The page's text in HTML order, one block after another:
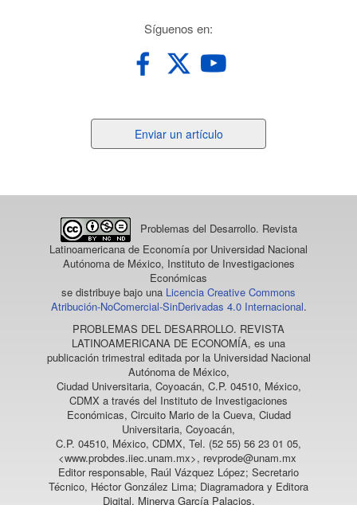
Síguenos en:
un
Enviar un artículo
Problemas del Desarrollo. Revista
Latinoamericana de Economía por Universidad Nacional
Autónoma de México, Instituto de Investigaciones
Económicas
se distribuye bajo una Licencia Creative Commons
Atribución-NoComercial-SinDerivadas 4.0 Internacional.
PROBLEMAS DEL DESARROLLO. REVISTA
LATINOAMERICANA DE ECONOMÍA, es una
publicación trimestral editada por la Universidad Nacional
Autónoma de México,
Ciudad Universitaria, Coyoacán, C.P. 04510, México,
CDMX a través del Instituto de Investigaciones
Económicas, Circuito Mario de la Cueva, Ciudad
Universitaria, Coyoacán,
C.P. 04510, México, CDMX, Tel. (52 55) 56 23 01 05,
<www.probdes.iiec.unam.mx>, revprode@unam.mx
Editor responsable, Raúl Vázquez López; Secretario
Técnico, Héctor González Lima; Diagramadora y Editora
Digital, Minerva García Palacios.